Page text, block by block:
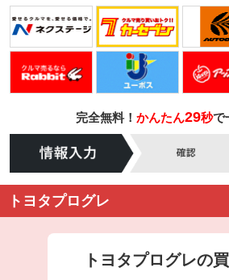
完全無料！ かんたん29秒で
トヨタプログレ
トヨタプログレの